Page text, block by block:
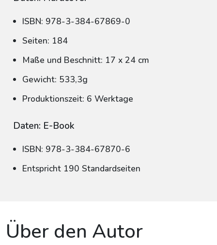
ISBN: 978-3-384-67869-0
Seiten: 184
Maße und Beschnitt: 17 x 24 cm
Gewicht: 533,3g
Produktionszeit: 6 Werktage
Daten: E-Book
ISBN: 978-3-384-67870-6
Entspricht 190 Standardseiten
Über den Autor